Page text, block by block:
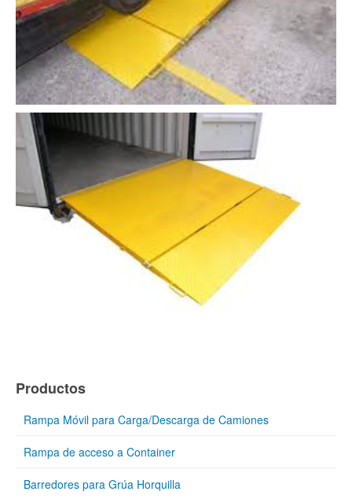
Productos
Rampa Móvil para Carga/Descarga de Camiones
Rampa de acceso a Container
Barredores para Grúa Horquilla